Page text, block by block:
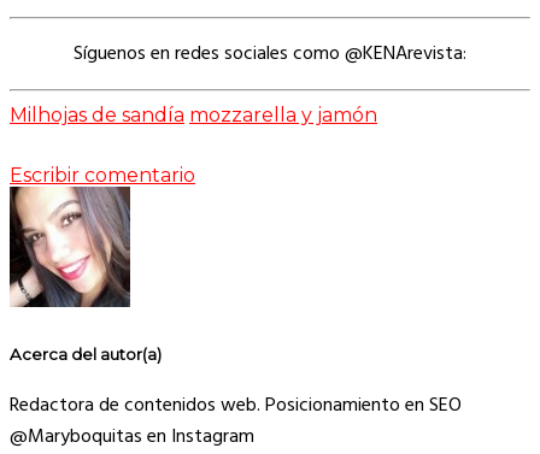
Síguenos en redes sociales como @KENArevista:
Milhojas de sandía mozzarella y jamón
Escribir comentario
Acerca del autor(a)
Redactora de contenidos web. Posicionamiento en SEO
@Maryboquitas en Instagram